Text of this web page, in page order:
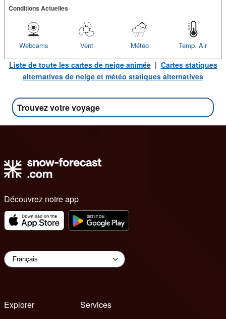
Conditions Actuelles
Temp. Air
Météo
Vent
Webcams
Liste de toute les cartes de neige animée| Cartes statiques
alternatives de neige et météo statiques alternatives
Trouvez votre voyage
Découvrez notre app
Explorer
Services